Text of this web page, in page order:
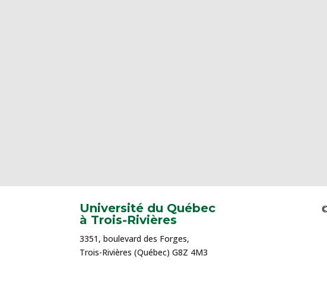
Université du Québec
à Trois-Rivières
3351, boulevard des Forges,
Trois-Rivières (Québec) G8Z 4M3